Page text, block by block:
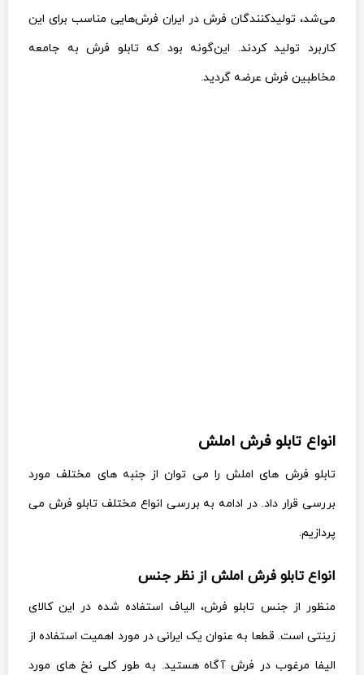
می‌شد، تولیدکنندگان فرش در ایران فرش‌هایی مناسب برای این
کاربرد تولید کردند. این‌گونه بود که تابلو فرش به جامعه
مخاطبین فرش عرضه گردید.
انواع تابلو فرش املش
تابلو فرش های املش را می توان از جنبه های مختلف مورد
بررسی قرار داد. در ادامه به بررسی انواع مختلف تابلو فرش می
پردازیم.
انواع تابلو فرش املش از نظر جنس
منظور از جنس تابلو فرش، الیاف استفاده شده در این کالای
زینتی است. قطعا به عنوان یک ایرانی در مورد اهمیت استفاده از
الیفا مرغوب در فرش آگاه هستید. به طور کلی نخ های مورد